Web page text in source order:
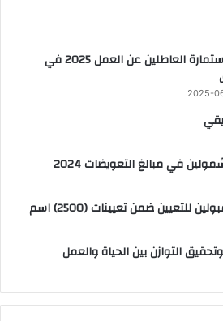
رابط استمارة العاطلين عن العمل 2025 في
2025-
في مبالغ التعويضات 2024
للتعيين ضمن تعيينات (2500) اسم
التوازن بين الحياة والعمل